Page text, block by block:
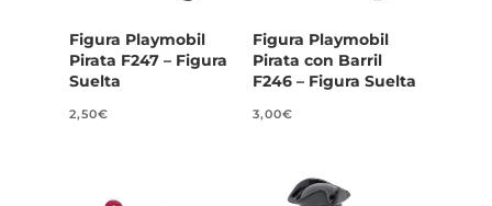
Figura Playmobil
Pirata F247 – Figura
Suelta
2,50€
Figura Playmobil
Pirata con Barril
F246 – Figura Suelta
3,00€